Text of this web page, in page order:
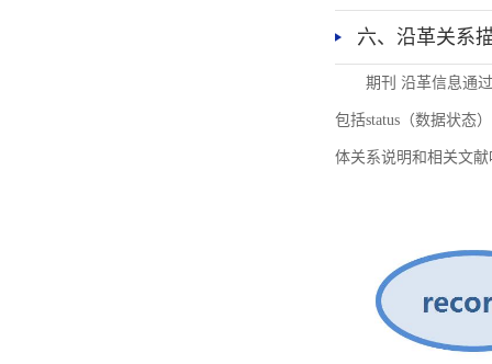
六、沿革关系
期刊 沿革信息通
包括status（数据状态
体关系说明和相关文